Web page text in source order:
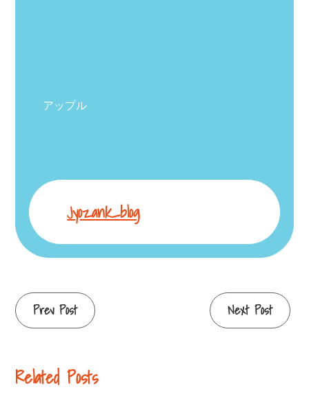
アップル
Jyozank_blog
Continue
Prev Post Next Post
Related Posts